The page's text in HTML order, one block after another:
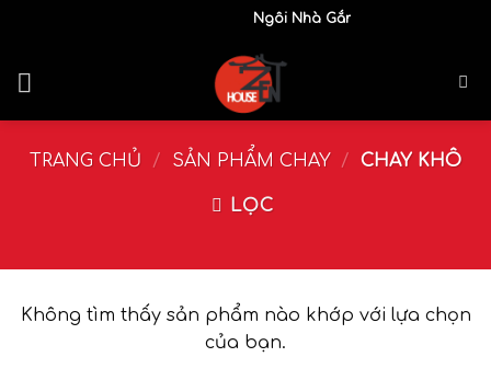
Ngôi Nhà Gắn Kết Yêu Thương
TRANG CHỦ / SẢN PHẨM CHAY / CHAY KHÔ
LỌC
Không tìm thấy sản phẩm nào khớp với lựa chọn
của bạn.